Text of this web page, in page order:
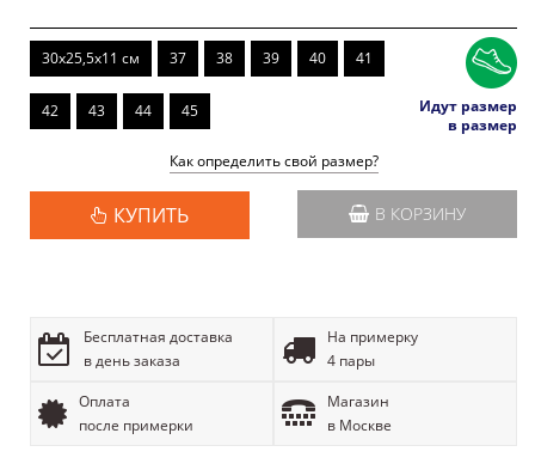
30x25,5x11 см 37 38 39 40 41
42 43 44 45
Идут размер
в размер
Как определить свой размер?
КУПИТЬ В КОРЗИНУ
Бесплатная доставка
в день заказа
На примерку
4 пары
Оплата
после примерки
Магазин
в Москве